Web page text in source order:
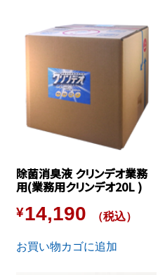
除菌消臭液 クリンデオ業務
用(業務用クリンデオ20L )
¥14,190 （税込）
お買い物カゴに追加